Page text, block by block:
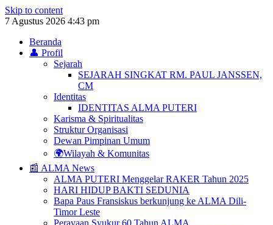
Skip to content
7 Agustus 2026 4:43 pm
Beranda
👤 Profil
Sejarah
SEJARAH SINGKAT RM. PAUL JANSSEN,
CM
Identitas
IDENTITAS ALMA PUTERI
Karisma & Spiritualitas
Struktur Organisasi
Dewan Pimpinan Umum
🌍Wilayah & Komunitas
📰 ALMA News
ALMA PUTERI Menggelar RAKER Tahun 2025
HARI HIDUP BAKTI SEDUNIA
Bapa Paus Fransiskus berkunjung ke ALMA Dili-
Timor Leste
Perayaan Syukur 60 Tahun ALMA